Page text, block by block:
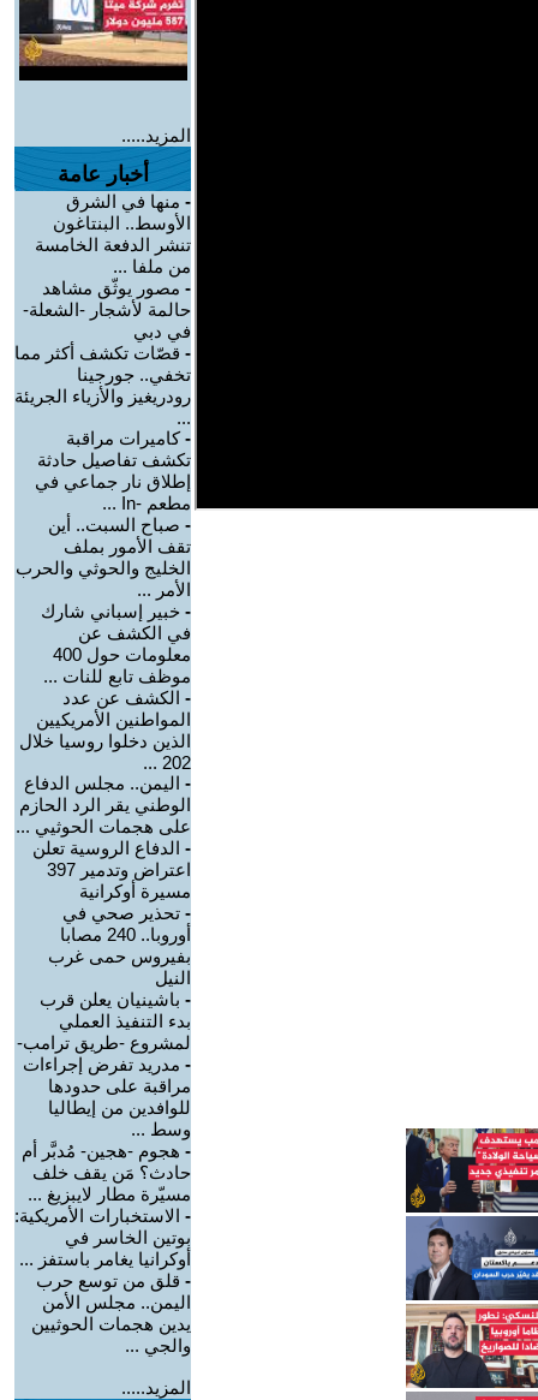
المزيد.....
أخبار عامة
- منها في الشرق
الأوسط.. البنتاغون
تنشر الدفعة الخامسة
من ملفا ...
- مصور يوثّق مشاهد
حالمة لأشجار -الشعلة-
في دبي
- قصّات تكشف أكثر مما
تخفي.. جورجينا
رودريغيز والأزياء الجريئة
...
-كاميرات مراقبة
تكشف تفاصيل حادثة
إطلاق نار جماعي في
مطعم -In ...
- صباح السبت.. أين
تقف الأمور بملف
الخليج والحوثي والحرب
الأمر ...
- خبير إسباني شارك
في الكشف عن
معلومات حول 400
موظف تابع للنات ...
- الكشف عن عدد
المواطنين الأمريكيين
الذين دخلوا روسيا خلال
202 ...
- اليمن.. مجلس الدفاع
الوطني يقر الرد الحازم
على هجمات الحوثيي ...
- الدفاع الروسية تعلن
اعتراض وتدمير 397
مسيرة أوكرانية
- تحذير صحي في
أوروبا.. 240 مصابا
بفيروس حمى غرب
النيل
- باشينيان يعلن قرب
بدء التنفيذ العملي
لمشروع -طريق ترامب-
- مدريد تفرض إجراءات
مراقبة على حدودها
للوافدين من إيطاليا
وسط ...
- هجوم -هجين- مُدبَّر أم
حادث؟ مَن يقف خلف
مسيّرة مطار لايبزيغ ...
- الاستخبارات الأمريكية:
بوتين الخاسر في
أوكرانيا يغامر باستفز ...
- قلق من توسع حرب
اليمن.. مجلس الأمن
يدين هجمات الحوثيين
والجي ...
المزيد.....